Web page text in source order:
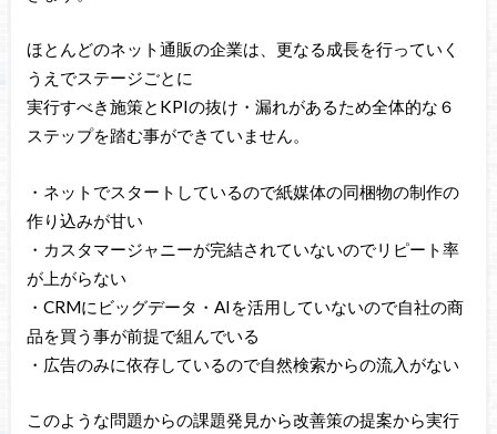
ほとんどのネット通販の企業は、更なる成長を行っていく
うえでステージごとに
実行すべき施策とKPIの抜け・漏れがあるため全体的な６
ステップを踏む事ができていません。
・ネットでスタートしているので紙媒体の同梱物の制作の
作り込みが甘い
・カスタマージャニーが完結されていないのでリピート率
が上がらない
・CRMにビッグデータ・AIを活用していないので自社の商
品を買う事が前提で組んでいる
・広告のみに依存しているので自然検索からの流入がない
このような問題からの課題発見から改善策の提案から実行